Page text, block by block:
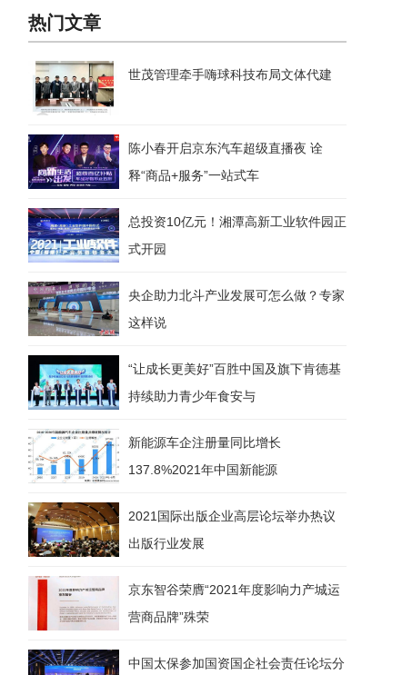
热门文章
世茂管理牵手嗨球科技布局文体代建
陈小春开启京东汽车超级直播夜 诠
释“商品+服务”一站式车
总投资10亿元！湘潭高新工业软件园正
式开园
央企助力北斗产业发展可怎么做？专家
这样说
“让成长更美好”百胜中国及旗下肯德基
持续助力青少年食安与
新能源车企注册量同比增长
137.8%2021年中国新能源
2021国际出版企业高层论坛举办热议
出版行业发展
京东智谷荣膺“2021年度影响力产城运
营商品牌”殊荣
中国太保参加国资国企社会责任论坛分